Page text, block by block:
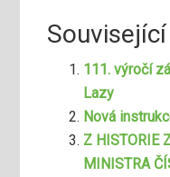
111. výročí
Lazy
Nová
Z HISTORIE
MINISTRA